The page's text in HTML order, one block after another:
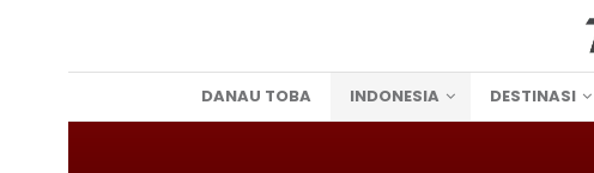
DANAU TOBA INDONESIA DESTINASI